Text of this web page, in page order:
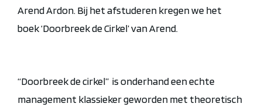
Arend Ardon. Bij het afstuderen kregen we het
boek ‘Doorbreek de Cirkel’ van Arend.
“Doorbreek de cirkel” is onderhand een echte
management klassieker geworden met theoretisch